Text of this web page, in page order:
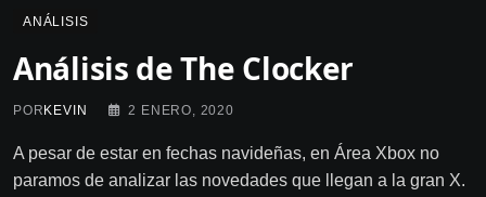
ANÁLISIS
Análisis de The Clocker
POR KEVIN 2 ENERO, 2020
A pesar de estar en fechas navideñas, en Área Xbox no
paramos de analizar las novedades que llegan a la gran X.